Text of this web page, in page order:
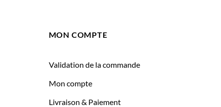
MON COMPTE
Validation de la commande
Mon compte
Livraison & Paiement